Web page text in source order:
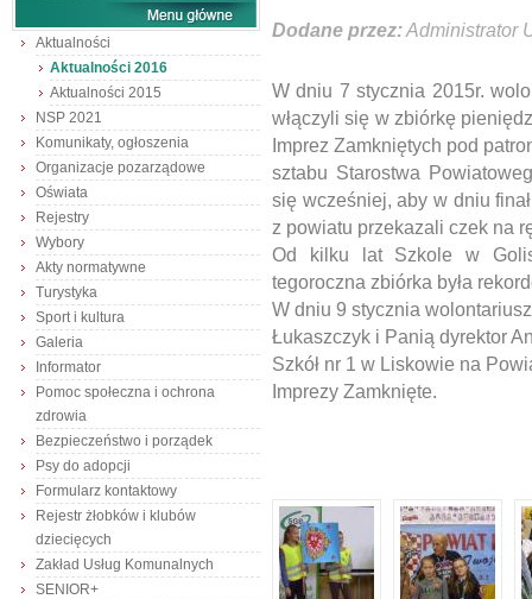
Aktualności
Aktualności 2016
Aktualności 2015
NSP 2021
Komunikaty, ogłoszenia
Organizacje pozarządowe
Oświata
Rejestry
Wybory
Akty normatywne
Turystyka
Sport i kultura
Galeria
Informator
Pomoc społeczna i ochrona
zdrowia
Bezpieczeństwo i porządek
Psy do adopcji
Formularz kontaktowy
Rejestr żłobków i klubów
dziecięcych
Zakład Usług Komunalnych
SENIOR+
Dodane przez:Administrator
W dniu 7 stycznia 2015r.
włączyli się w zbiórkę
Imprez Zamkniętych pod
sztabu Starostwa
się wcześniej, aby w dniu
z powiatu przekazali czek na
Od kilku lat Szkole w
tegoroczna zbiórka była
W dniu 9 stycznia
Łukaszczyk i Panią dyrektor
Szkół nr 1 w Liskowie na
Imprezy Zamknięte.